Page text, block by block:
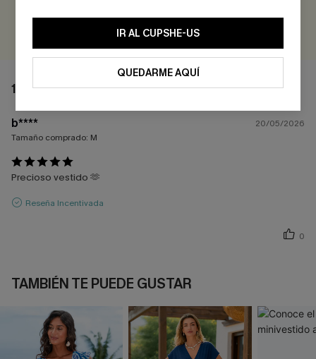
1 COMENTARIO
b****
20/05/2026
Tamaño comprado: M
Precioso vestido 🫶
Reseña Incentivada
0
TAMBIÉN TE PUEDE GUSTAR
IR AL CUPSHE-US
QUEDARME AQUÍ